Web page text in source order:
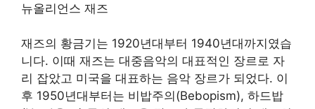
뉴올리언스 재즈
재즈의 황금기는 1920년대부터 1940년대까지였습
니다. 이때 재즈는 대중음악의 대표적인 장르로 자
리 잡았고 미국을 대표하는 음악 장르가 되었다. 이
후 1950년대부터는 비밥주의(Bebopism), 하드밥